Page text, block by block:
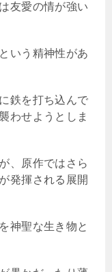
友愛の情が強い
いう精神性があ
鉄を打ち込んで
わせようとしま
、原作ではさら
発揮される展開
神聖な生き物と